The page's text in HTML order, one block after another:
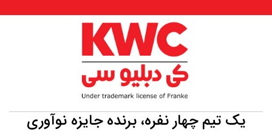
یک تیم چهار نفره، برنده جایزه نوآوری